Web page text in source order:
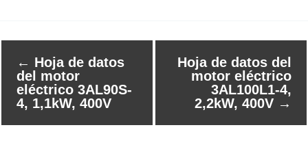
← Hoja de datos
del motor
eléctrico 3AL90S-
4, 1,1kW, 400V
Hoja de datos del
motor eléctrico
3AL100L1-4,
2,2kW, 400V →